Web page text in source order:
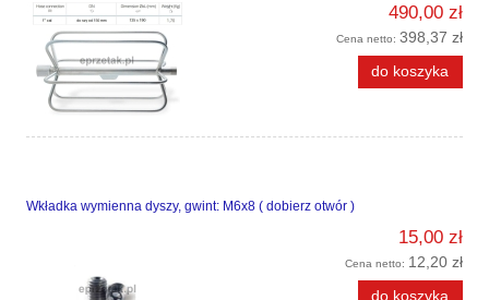
490,00 zł
Cena netto: 398,37 zł
do koszyka
Wkładka wymienna dyszy, gwint: M6x8 ( dobierz otwór )
15,00 zł
Cena netto: 12,20 zł
do koszyka